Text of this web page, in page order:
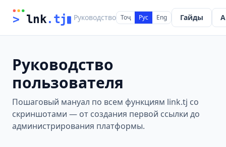
> lnk.tj Руководство Тоҷ Рус Eng Гайды
Руководство
пользователя
Пошаговый мануал по всем функциям link.tj со
скриншотами — от создания первой ссылки до
администрирования платформы.